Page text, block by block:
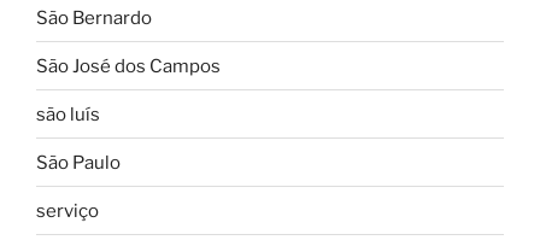
São Bernardo
São José dos Campos
são luís
São Paulo
serviço